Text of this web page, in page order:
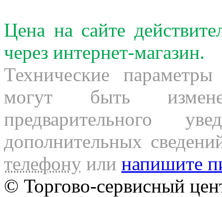
Цена на сайте
через интернет-магазин.
Технические
могут быть
предварительного
дополнительных
телефону или напишите
© Торгово-сервисный